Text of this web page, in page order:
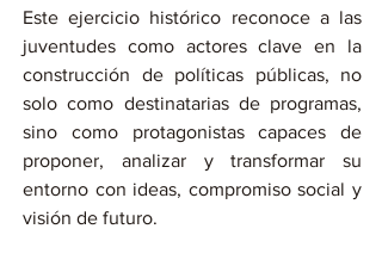
Este ejercicio histórico reconoce a las
juventudes como actores clave en la
construcción de políticas públicas, no
solo como destinatarias de programas,
sino como protagonistas capaces de
proponer, analizar y transformar su
entorno con ideas, compromiso social y
visión de futuro.